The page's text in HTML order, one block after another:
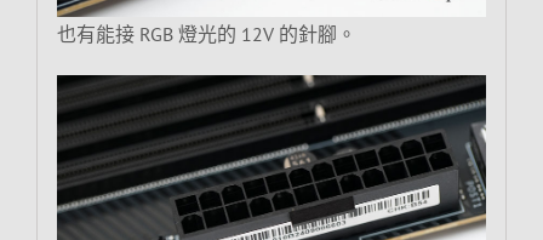
也有能接 RGB 燈光的 12V 的針腳。